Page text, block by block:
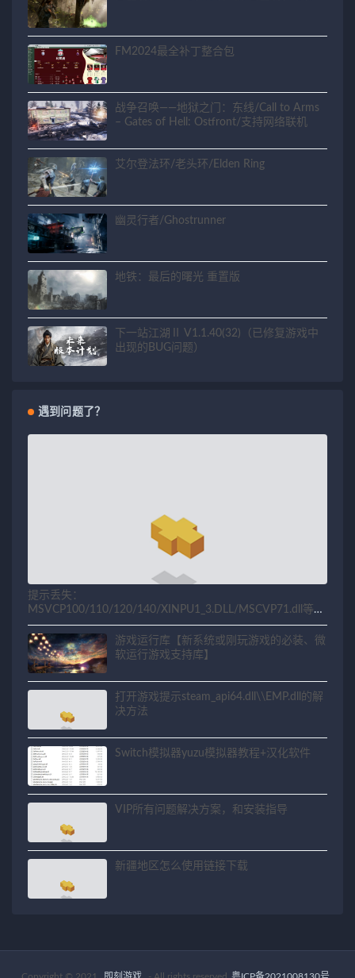
FM2024最全补丁整合包
战争召唤——地狱之门：东线/Call to Arms
– Gates of Hell: Ostfront/支持网络联机
艾尔登法环/老头环/Elden Ring
幽灵行者/Ghostrunner
地铁：最后的曙光 重置版
下一站江湖Ⅱ V1.1.40(32)（已修复游戏中
出现的BUG问题）
遇到问题了？
提示丢失：
MSVCP100/110/120/140/XINPU1_3.DLL/MSCVP71.dll等相
关问题解决方法
游戏运行库【新系统或刚玩游戏的必装、微
软运行游戏支持库】
打开游戏提示steam_api64.dll\\EMP.dll的解
决方法
Switch模拟器yuzu模拟器教程+汉化软件
VIP所有问题解决方案，和安装指导
新疆地区怎么使用链接下载